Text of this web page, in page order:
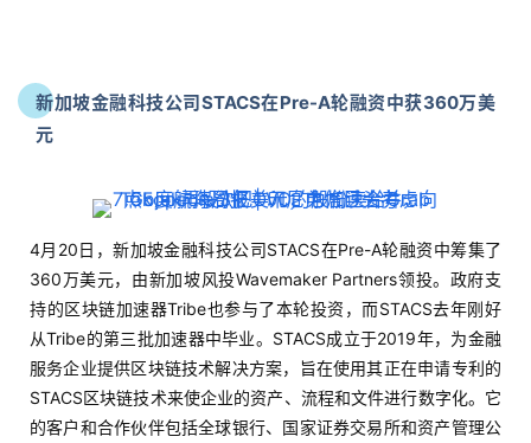
新加坡金融科技公司STACS在Pre-A轮融资中获360万美
元
4月20日，新加坡金融科技公司STACS在Pre-A轮融资中筹集了
360万美元，由新加坡风投Wavemaker Partners领投。政府支
持的区块链加速器Tribe也参与了本轮投资，而STACS去年刚好
从Tribe的第三批加速器中毕业。STACS成立于2019年，为金融
服务企业提供区块链技术解决方案，旨在使用其正在申请专利的
STACS区块链技术来使企业的资产、流程和文件进行数字化。它
的客户和合作伙伴包括全球银行、国家证券交易所和资产管理公